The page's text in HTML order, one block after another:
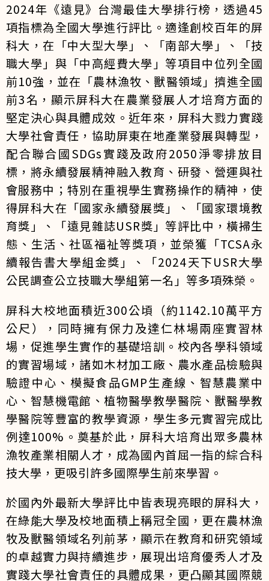
2024年《遠見》台灣最佳大學排行榜，透過45
項指標為全國大學進行評比。適逢創校百年的屏
科大，在「中大型大學」、「南部大學」、「技
職大學」與「中高經費大學」等項目中位列全國
前10強，並在「農林漁牧、獸醫領域」擠進全國
前3名，顯示屏科大在農業發展人才培育方面的
堅定決心與具體成效。近年來，屏科大戮力實踐
大學社會責任，協助屏東在地產業發展與轉型，
配合聯合國SDGs實踐及政府2050淨零排放目
標，將永續發展精神融入教育、研發、營運與社
會服務中；特別在重視學生實務操作的精神，使
得屏科大在「國家永續發展獎」、「國家環境教
育獎」、「遠見雜誌USR獎」等評比中，橫掃生
態、生活、社區福祉等獎項，並榮獲「TCSA永
續報告書大學組金獎」、「2024天下USR大學
公民調查公立技職大學組第一名」等多項殊榮。
屏科大校地面積近300公頃（約1142.10萬平方
公尺），同時擁有保力及達仁林場兩座實習林
場，促進學生實作的基礎培訓。校內各學科領域
的實習場域，諸如木材加工廠、農水產品檢驗與
驗證中心、模擬食品GMP生產線、智慧農業中
心、智慧機電館、植物醫學教學醫院、獸醫學教
學醫院等豐富的教學資源，學生多元實習完成比
例達100%。奠基於此，屏科大培育出眾多農林
漁牧產業相關人才，成為國內首屈一指的綜合科
技大學，更吸引許多國際學生前來學習。
於國內外最新大學評比中皆表現亮眼的屏科大，
在綠能大學及校地面積上稱冠全國，更在農林漁
牧及獸醫領域名列前茅，顯示在教育和研究領域
的卓越實力與持續進步，展現出培育優秀人才及
實踐大學社會責任的具體成果，更凸顯其國際競